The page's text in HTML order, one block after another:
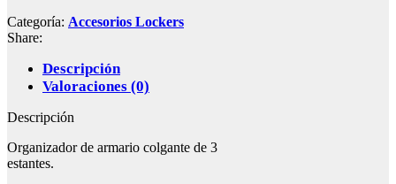
Categoría: Accesorios Lockers
Share:
Descripción
Valoraciones (0)
Descripción
Organizador de armario colgante de 3
estantes.